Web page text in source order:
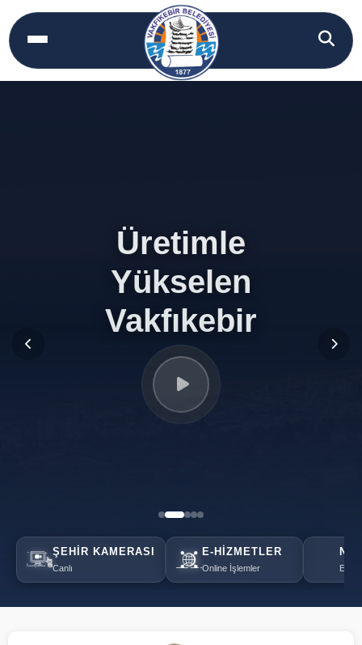
Üretimle
Yükselen
Vakfıkebir
Üretimle
Yükselen
Vakfıkebir
ŞEHIR KAMERASI
Canlı
E-HIZMETLER
Online İşlemler